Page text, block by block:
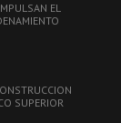
EL
SUPERIOR